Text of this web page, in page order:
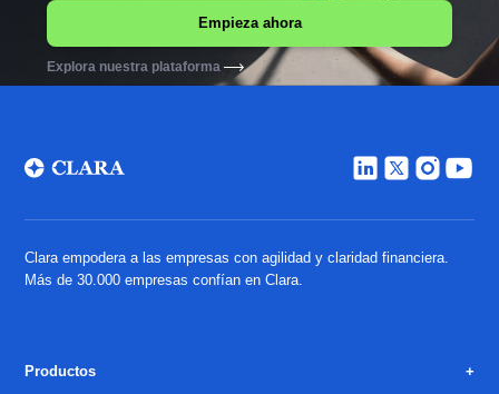
Explora nuestra plataforma
Clara empodera a las empresas con agilidad y claridad financiera.
Más de 30.000 empresas confían en Clara.
Productos